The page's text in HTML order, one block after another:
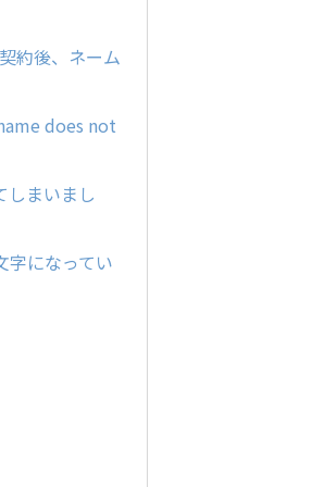
約後、ネーム
does not
しまいまし
字になってい